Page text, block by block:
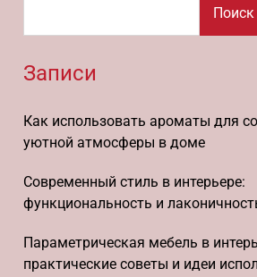
Поиск
Записи
Как использовать ароматы для
уютной атмосферы в доме
Современный стиль в интерьере:
функциональность и
Параметрическая мебель в
практические советы и идеи